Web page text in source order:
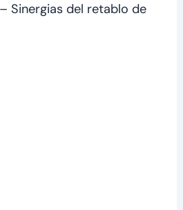
Sinergias del retablo de